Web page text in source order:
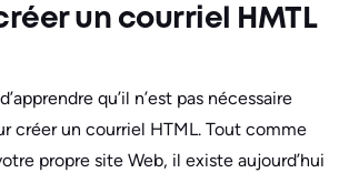
un courriel HMTL
qu’il n’est pas nécessaire
créer un courriel HTML. Tout comme
propre site Web, il existe aujourd’hui